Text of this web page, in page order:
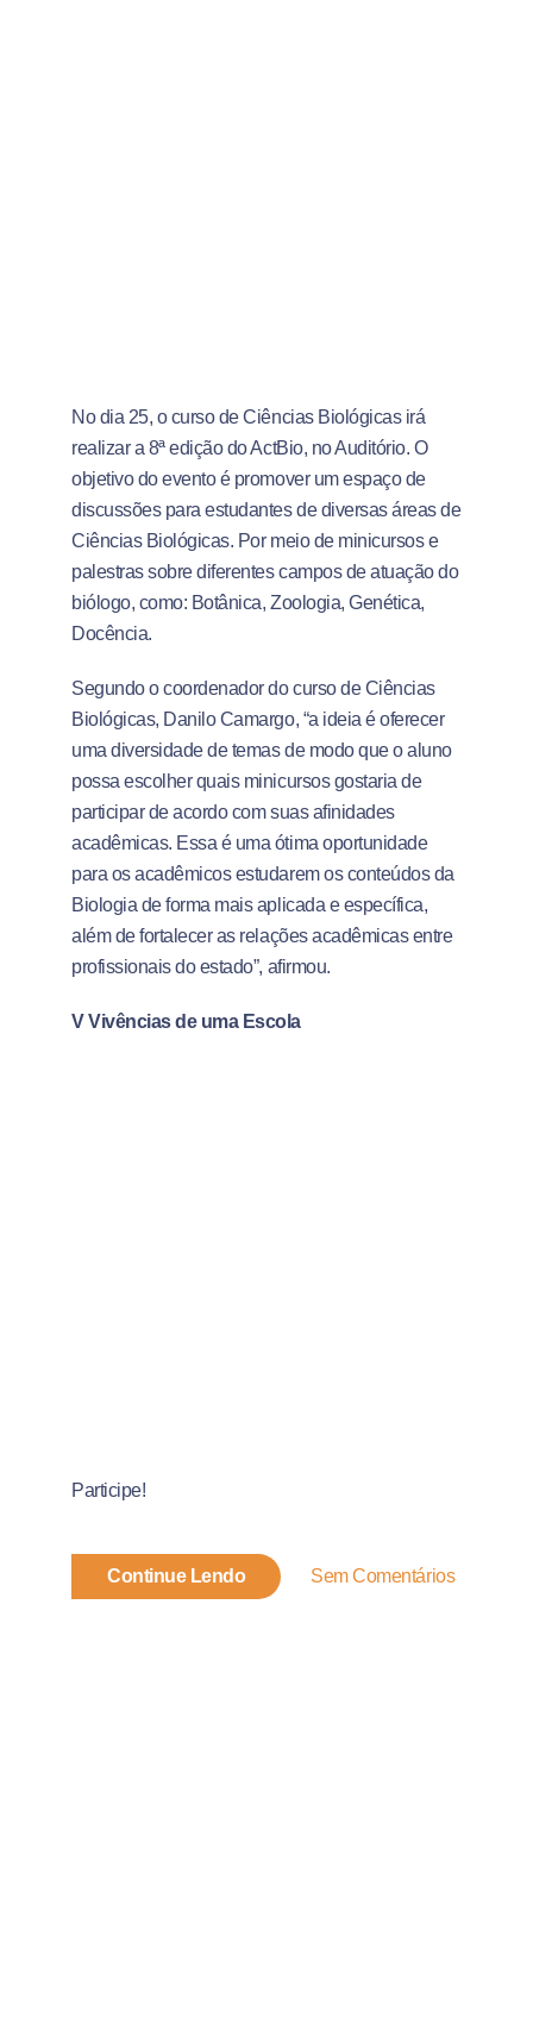
No dia 25, o curso de Ciências Biológicas irá
realizar a 8ª edição do ActBio, no Auditório. O
objetivo do evento é promover um espaço de
discussões para estudantes de diversas áreas de
Ciências Biológicas. Por meio de minicursos e
palestras sobre diferentes campos de atuação do
biólogo, como: Botânica, Zoologia, Genética,
Docência.
Segundo o coordenador do curso de Ciências
Biológicas, Danilo Camargo, “a ideia é oferecer
uma diversidade de temas de modo que o aluno
possa escolher quais minicursos gostaria de
participar de acordo com suas afinidades
acadêmicas. Essa é uma ótima oportunidade
para os acadêmicos estudarem os conteúdos da
Biologia de forma mais aplicada e específica,
além de fortalecer as relações acadêmicas entre
profissionais do estado”, afirmou.
V Vivências de uma Escola
Participe!
Continue Lendo Sem Comentários